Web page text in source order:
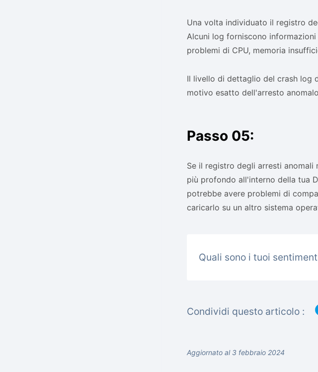
Una volta individuato il registro
Alcuni log forniscono
problemi di CPU, memoria
Il livello di dettaglio del crash log
motivo esatto dell'arresto
Passo 05:
Se il registro degli arresti anomali
più profondo all'interno della tua
potrebbe avere problemi di
caricarlo su un altro sistema
Quali sono i tuoi
Condividi questo articolo :
Aggiornato al 3 febbraio 2024